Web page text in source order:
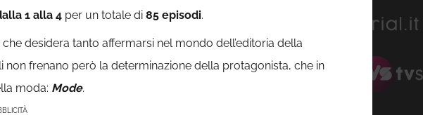
1 alla 4 per un totale di 85 episodi.
che desidera tanto affermarsi nel mondo dell’editoria della
frenano però la determinazione della protagonista, che in
moda: Mode.